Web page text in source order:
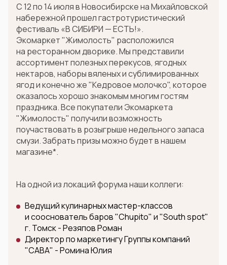
С 12 по 14 июля в Новосибирске на Михайловской
набережной прошел гастротуристический
фестиваль «В СИБИРИ — ЕСТЬ!».
Экомаркет "Жимолость" расположился
на ресторанном дворике. Мы представили
ассортимент полезных перекусов, ягодных
нектаров, наборы вяленых и сублимированных
ягод и конечно же "Кедровое молочко", которое
оказалось хорошо знакомым многим гостям
праздника. Все покупатели Экомаркета
"Жимолость" получили возможность
поучаствовать в розыгрыше недельного запаса
смузи. Забрать призы можно будет в нашем
магазине*.
На одной из локаций форума наши коллеги:
Ведущий кулинарных мастер-классов
и сооснователь баров "Chupito" и "South spot"
г. Томск - Резяпов Роман
Директор по маркетингу Группы компаний
"САВА" - Ромина Юлия